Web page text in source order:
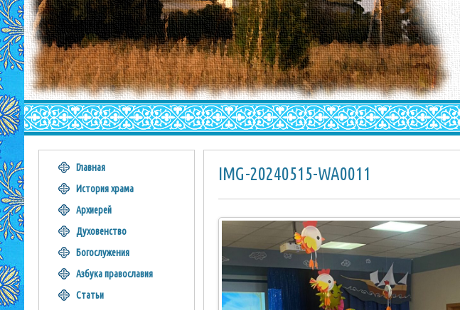
IMG-20240515-WA0011
Главная
История храма
Архиерей
Духовенство
Богослужения
Азбука православия
Статьи